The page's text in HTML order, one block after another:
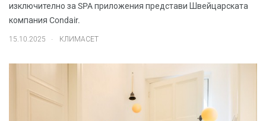
изключително за SPA приложения представи Швейцарската
компания Condair.
15.10.2025 КЛИМАСЕТ